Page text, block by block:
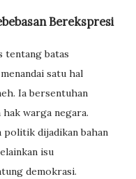
Berekspresi
tentang batas
satu hal
Ia bersentuhan
warga negara.
politik dijadikan bahan
isu
demokrasi.